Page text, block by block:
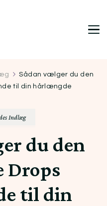
Sådan vælger du den
til din hårlængde
Indlæg
du den
Drops
til din